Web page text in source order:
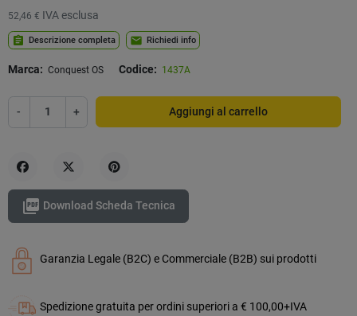
52,46 € IVA esclusa
assignment Descrizione completa mail Richiedi info
Marca: Conquest OS Codice: 1437A
- + Aggiungi al carrello
 Download Scheda Tecnica
Garanzia Legale (B2C) e Commerciale (B2B) sui prodotti
Spedizione gratuita per ordini superiori a € 100,00+IVA